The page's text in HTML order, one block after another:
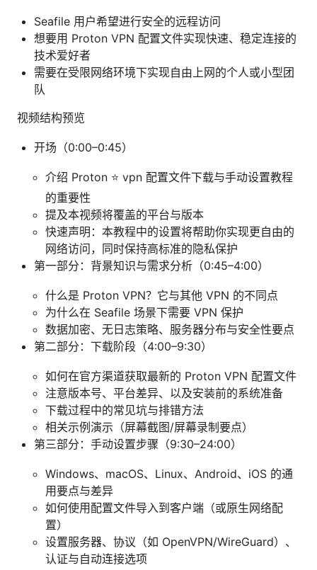
Seafile 用户希望进行安全的远程访问
想要用 Proton VPN 配置文件实现快速、稳定连接的
技术爱好者
需要在受限网络环境下实现自由上网的个人或小型团
队
视频结构预览
开场（0:00–0:45）
介绍 Proton ⭐ vpn 配置文件下载与手动设置教程
的重要性
提及本视频将覆盖的平台与版本
快速声明：本教程中的设置将帮助你实现更自由的
网络访问，同时保持高标准的隐私保护
第一部分：背景知识与需求分析（0:45–4:00）
什么是 Proton VPN？它与其他 VPN 的不同点
为什么在 Seafile 场景下需要 VPN 保护
数据加密、无日志策略、服务器分布与安全性要点
第二部分：下载阶段（4:00–9:30）
如何在官方渠道获取最新的 Proton VPN 配置文件
注意版本号、平台差异、以及安装前的系统准备
下载过程中的常见坑与排错方法
相关示例演示（屏幕截图/屏幕录制要点）
第三部分：手动设置步骤（9:30–24:00）
Windows、macOS、Linux、Android、iOS 的通
用要点与差异
如何使用配置文件导入到客户端（或原生网络配
置）
设置服务器、协议（如 OpenVPN/WireGuard）、
认证与自动连接选项